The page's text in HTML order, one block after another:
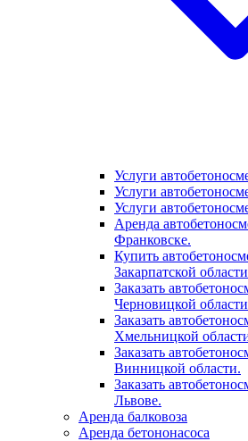
Услуги
Услуги
Услуги
Аренда
Франковске.
Купить
Закарпатской
Заказать
Черновицкой
Заказать
Хмельницкой
Заказать
Винницкой области.
Заказать
Львове.
Аренда балковоза
Аренда бетононасоса